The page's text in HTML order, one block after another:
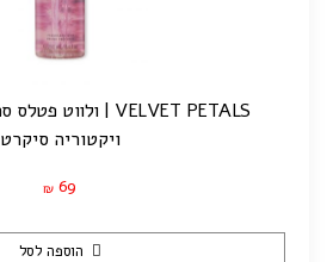
VELVET PETALS | ולווט פטלס ספריי גוף | 250 מ"ל
ויקטוריה סיקרט
₪ 69
הוספה לסל